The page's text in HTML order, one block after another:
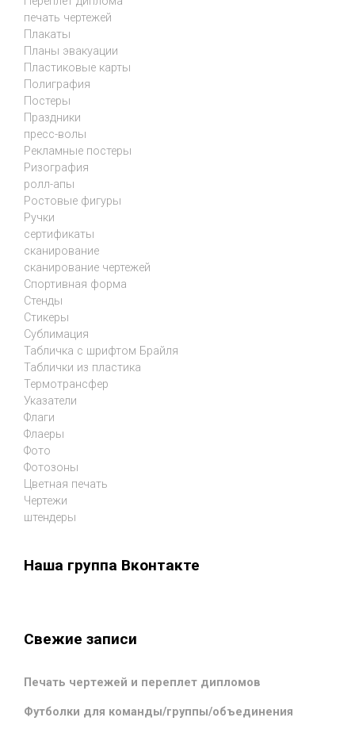
печать чертежей
Плакаты
Планы эвакуации
Пластиковые карты
Полиграфия
Постеры
Праздники
пресс-волы
Рекламные постеры
Ризография
ролл-апы
Ростовые фигуры
Ручки
сертификаты
сканирование
сканирование чертежей
Спортивная форма
Стенды
Стикеры
Сублимация
Табличка с шрифтом Брайля
Таблички из пластика
Термотрансфер
Указатели
Флаги
Флаеры
Фото
Фотозоны
Цветная печать
Чертежи
штендеры
Наша группа Вконтакте
Свежие записи
Печать чертежей и переплет дипломов
Футболки для команды/группы/объединения